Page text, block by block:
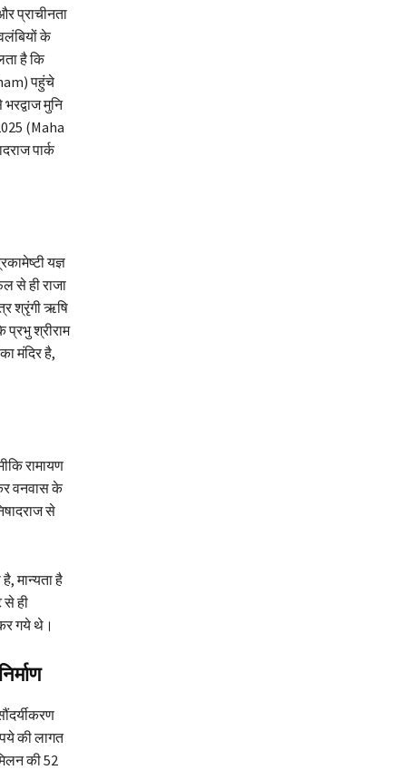
प्राचीनता
के
है कि
पहुंचे
मुनि
(Maha
पार्क
यज्ञ
से ही राजा
श्रृंगी ऋषि
प्रभु श्रीराम
मंदिर है,
रामायण
वनवास के
से
मान्यता है
से ही
गये थे।
की लागत
की 52